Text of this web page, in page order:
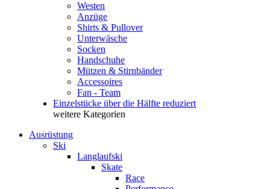
Westen
Anzüge
Shirts & Pullover
Unterwäsche
Socken
Handschuhe
Mützen & Stirnbänder
Accessoires
Fan - Team
Einzelstücke über die Hälfte reduziert
weitere Kategorien
Ausrüstung
Ski
Langlaufski
Skate
Race